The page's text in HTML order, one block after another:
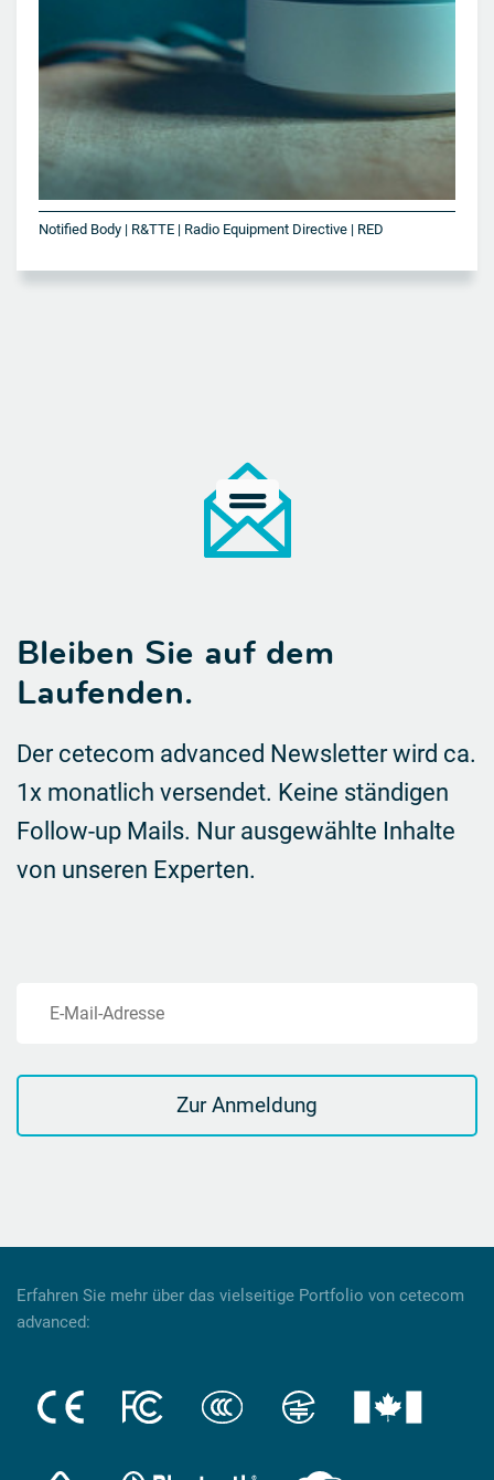
Notified Body | R&TTE | Radio Equipment Directive | RED
Bleiben Sie auf dem
Laufenden.
Der cetecom advanced Newsletter wird ca.
1x monatlich versendet. Keine ständigen
Follow-up Mails. Nur ausgewählte Inhalte
von unseren Experten.
E-Mail-Adresse
Zur Anmeldung
Erfahren Sie mehr über das vielseitige Portfolio von cetecom
advanced: